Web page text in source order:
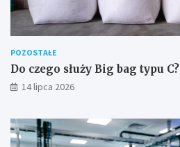
POZOSTAŁE
Do czego służy Big bag typu C?
14 lipca 2026